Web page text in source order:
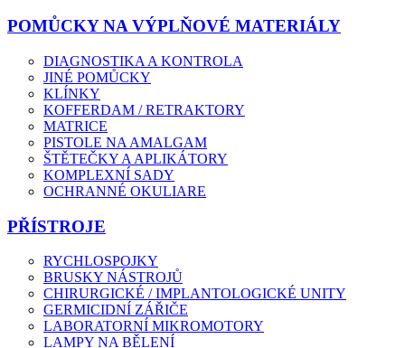
POMŮCKY NA VÝPLŇOVÉ MATERIÁLY
DIAGNOSTIKA A KONTROLA
JINÉ POMŮCKY
KLÍNKY
KOFFERDAM / RETRAKTORY
MATRICE
PISTOLE NA AMALGAM
ŠTĚTEČKY A APLIKÁTORY
KOMPLEXNÍ SADY
OCHRANNÉ OKULIARE
PŘÍSTROJE
RYCHLOSPOJKY
BRUSKY NÁSTROJŮ
CHIRURGICKÉ / IMPLANTOLOGICKÉ UNITY
GERMICIDNÍ ZÁŘIČE
LABORATORNÍ MIKROMOTORY
LAMPY NA BĚLENÍ